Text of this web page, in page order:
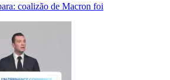
coalizão de Macron foi